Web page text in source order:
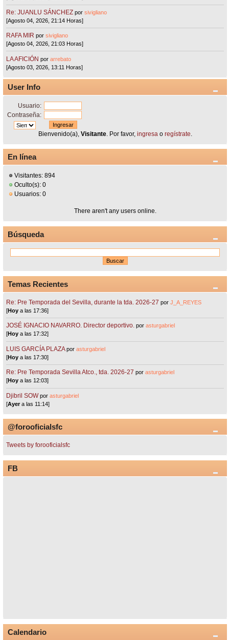
Re: JUANLU SÁNCHEZ porsivigliano
[Agosto 04, 2026, 21:14 Horas]
RAFA MIR porsivigliano
[Agosto 04, 2026, 21:03 Horas]
LA AFICIÓN porarrebato
[Agosto 03, 2026, 13:11 Horas]
User Info
Usuario:
Contraseña:
Bienvenido(a), Visitante. Por favor, ingresa o regístrate
En línea
Visitantes: 894
Oculto(s): 0
Usuarios: 0
There aren't any users online.
Búsqueda
Temas Recientes
Re: Pre Temporada del Sevilla, durante la tda. 2026-27 porJ_A_REYES
[Hoy a las 17:36]
JOSÉ IGNACIO NAVARRO. Director deportivo. porasturgabriel
[Hoy a las 17:32]
LUIS GARCÍA PLAZA porasturgabriel
[Hoy a las 17:30]
Re: Pre Temporada Sevilla Atco., tda. 2026-27 porasturgabriel
[Hoy a las 12:03]
Djibril SOW porasturgabriel
[Ayera las 11:14]
@forooficialsfc
Tweets by forooficialsfc
FB
Calendario